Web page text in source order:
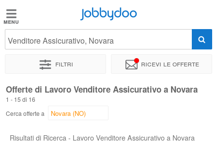
Jobbydoo
Offerte
Stipendi
Elenco
Jobbydoo
Venditore Assicurativo, Novara
Filtri Ricevi le offerte
Offerte di Lavoro Venditore Assicurativo a Novara
1 - 15 di 16
Cerca offerte a
Risultati di Ricerca - Lavoro Venditore Assicurativo a Novara